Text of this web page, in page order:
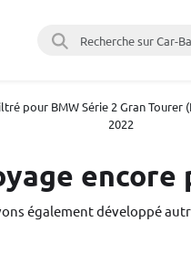
Recherche sur Car-
pour BMW Série 2 Gran Tourer
2022
également développé